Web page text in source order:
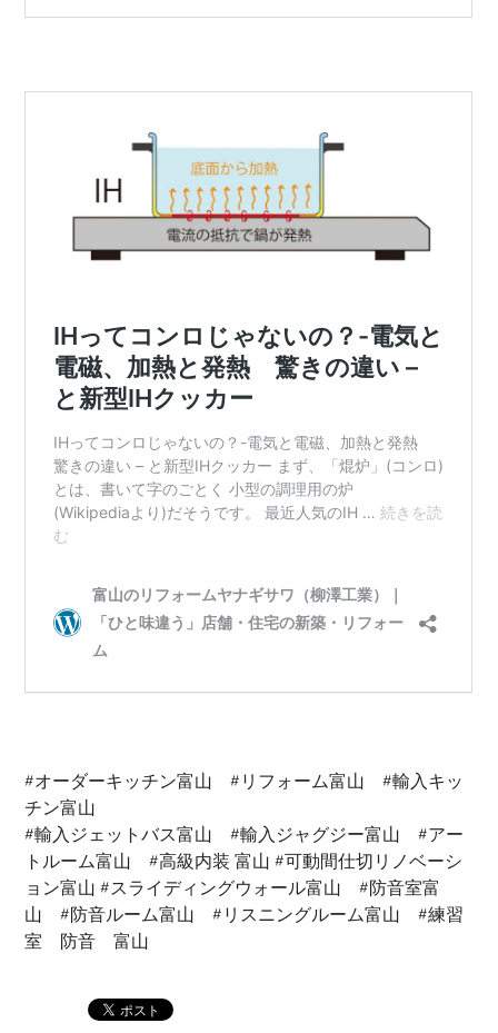
#オーダーキッチン富山 #リフォーム富山 #輸入キッ
チン富山
#輸入ジェットバス富山 #輸入ジャグジー富山 #アー
トルーム富山 #高級内装 富山 #可動間仕切リノベーシ
ョン富山 #スライディングウォール富山 #防音室富
山 #防音ルーム富山 #リスニングルーム富山 #練習
室 防音 富山